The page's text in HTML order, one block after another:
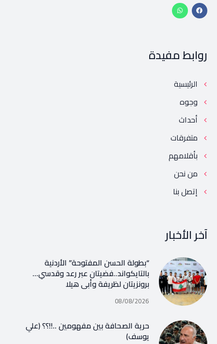
روابط مفيدة
الرئيسية
وجوه
أحداث
متفرقات
بأقلامهم
من نحن
إتصل بنا
آخر الأخبار
“بطولة الحسن المفتوحة” الأردنية
بالتايكواند..فضيتان عبر رعد وقدسي…
برونزيتان لظريفة وأبي هيلا
08/08/2026
حرية الصحافة بين مفهومين ..!!؟؟ (علي
يوسف)